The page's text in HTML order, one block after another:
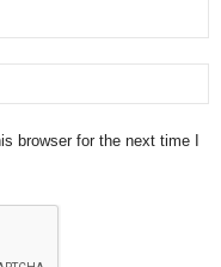
browser for the next time I